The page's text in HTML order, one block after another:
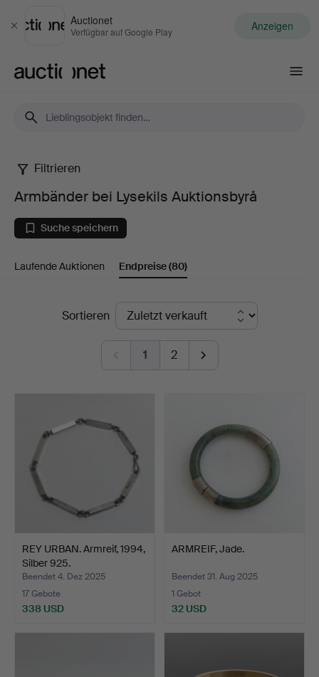
Schließen
Auctionet
Verfügbar auf Google Play Anzeigen
Armbänder
bei
Lysekils
Auktionsbyrå
Filtrieren
Armbänder bei Lysekils Auktionsbyrå
Suche speichern
Laufende Auktionen Endpreise(80)
EndpreiseSortieren
1 2
REY URBAN. Armreif, 1994,
Silber 925.
Beendet 4. Dez 2025
17 Gebote
338 USD
ARMREIF, Jade.
Beendet 31. Aug 2025
1 Gebot
32 USD